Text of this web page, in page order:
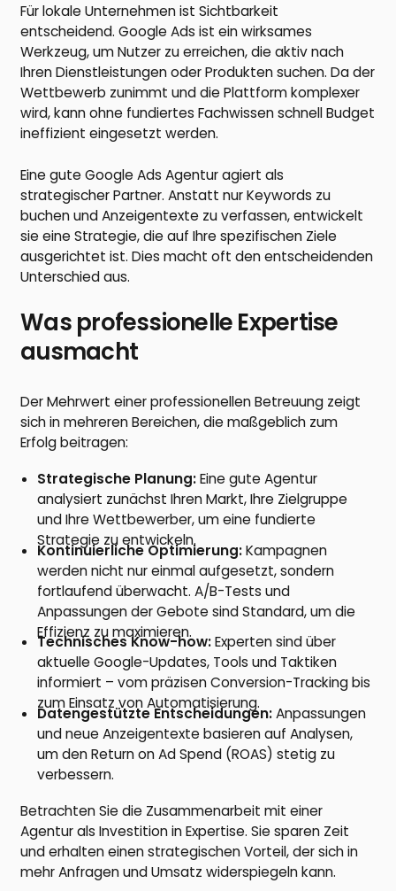
Für lokale Unternehmen ist Sichtbarkeit
entscheidend. Google Ads ist ein wirksames
Werkzeug, um Nutzer zu erreichen, die aktiv nach
Ihren Dienstleistungen oder Produkten suchen. Da der
Wettbewerb zunimmt und die Plattform komplexer
wird, kann ohne fundiertes Fachwissen schnell Budget
ineffizient eingesetzt werden.
Eine gute Google Ads Agentur agiert als
strategischer Partner. Anstatt nur Keywords zu
buchen und Anzeigentexte zu verfassen, entwickelt
sie eine Strategie, die auf Ihre spezifischen Ziele
ausgerichtet ist. Dies macht oft den entscheidenden
Unterschied aus.
Was professionelle Expertise
ausmacht
Der Mehrwert einer professionellen Betreuung zeigt
sich in mehreren Bereichen, die maßgeblich zum
Erfolg beitragen:
Strategische Planung:Eine gute Agentur
analysiert zunächst Ihren Markt, Ihre Zielgruppe
und Ihre Wettbewerber, um eine fundierte
Strategie zu entwickeln.
Kontinuierliche Optimierung:Kampagnen
werden nicht nur einmal aufgesetzt, sondern
fortlaufend überwacht. A/B-Tests und
Anpassungen der Gebote sind Standard, um die
Effizienz zu maximieren.
Technisches Know-how:Experten sind über
aktuelle Google-Updates, Tools und Taktiken
informiert – vom präzisen Conversion-Tracking bis
zum Einsatz von Automatisierung.
Datengestützte Entscheidungen:Anpassungen
und neue Anzeigentexte basieren auf Analysen,
um den Return on Ad Spend (ROAS) stetig zu
verbessern.
Betrachten Sie die Zusammenarbeit mit einer
Agentur als Investition in Expertise. Sie sparen Zeit
und erhalten einen strategischen Vorteil, der sich in
mehr Anfragen und Umsatz widerspiegeln kann.